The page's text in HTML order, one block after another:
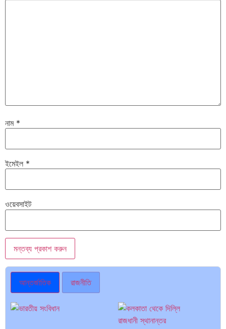
নাম *
ইমেইল *
ওয়েবসাইট
আন্তর্জাতিক রাজনীতি